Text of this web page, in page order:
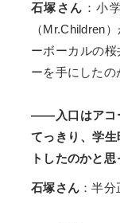
石塚さん ：小
（Mr.Children
ーボーカルの
ーを手にしたの
――入口はアコ
てっきり、学
トしたのかと思
石塚さん ：半